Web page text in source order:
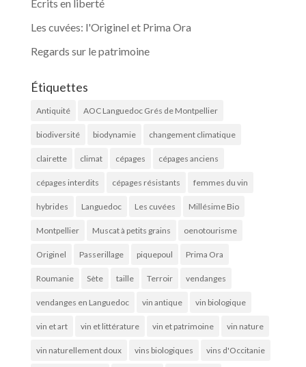
Ecrits en liberté
Les cuvées: l'Originel et Prima Ora
Regards sur le patrimoine
Étiquettes
Antiquité AOC Languedoc Grés de Montpellier
biodiversité biodynamie changement climatique
clairette climat cépages cépages anciens
cépages interdits cépages résistants femmes du vin
hybrides Languedoc Les cuvées Millésime Bio
Montpellier Muscat à petits grains oenotourisme
Originel Passerillage piquepoul Prima Ora
Roumanie Sète taille Terroir vendanges
vendanges en Languedoc vin antique vin biologique
vin et art vin et littérature vin et patrimoine vin nature
vin naturellement doux vins biologiques vins d'Occitanie